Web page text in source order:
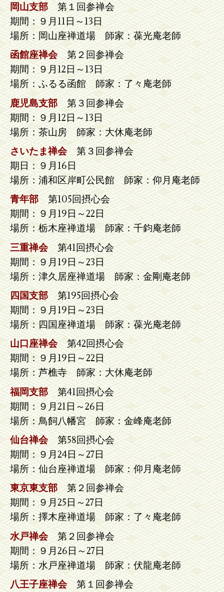
岡山支部第１回参禅会
期間：９月11日～13日
場所：岡山座禅道場 師家：葆光庵老師
函館座禅会第２回参禅会
期間：９月12日～13日
場所：ふるる函館 師家：了々庵老師
鹿児島支部第３回参禅会
期間：９月12日～13日
場所：茶山房 師家：大休庵老師
さいたま禅会第３回参禅会
期日：９月16日
場所：浦和区岸町公民館 師家：仰月庵老師
青年部第105回摂心会
期間：９月19日～22日
場所：栃木座禅道場 師家：千鈞庵老師
三重禅会第41回摂心会
期間：９月19日～23日
場所：津久居座禅道場 師家：金剛庵老師
四国支部第195回摂心会
期間：９月19日～23日
場所：四国座禅道場 師家：葆光庵老師
山口座禅会第42回摂心会
期間：９月19日～22日
場所：芦樵寺 師家：大休庵老師
福岡支部第41回摂心会
期間：９月21日～26日
場所：鳥飼八幡宮 師家：金峰庵老師
仙台禅会第58回摂心会
期間：９月24日～27日
場所：仙台座禅道場 師家：仰月庵老師
東京東支部第２回参禅会
期間：９月25日～27日
場所：擇木座禅道場 師家：了々庵老師
水戸禅会第２回参禅会
期間：９月26日～27日
場所：水戸座禅道場 師家：伏龍庵老師
八王子座禅会第１回参禅会